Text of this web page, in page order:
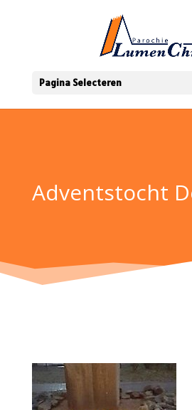
Pagina Selecteren
Adventstocht